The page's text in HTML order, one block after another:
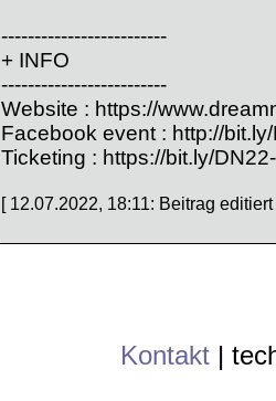
-------------------------
+ INFO
-------------------------
Website : https://
Facebook event : http://
Ticketing : https://bit.ly/
[ 12.07.2022, 18:11: Beitrag
Kontakt |